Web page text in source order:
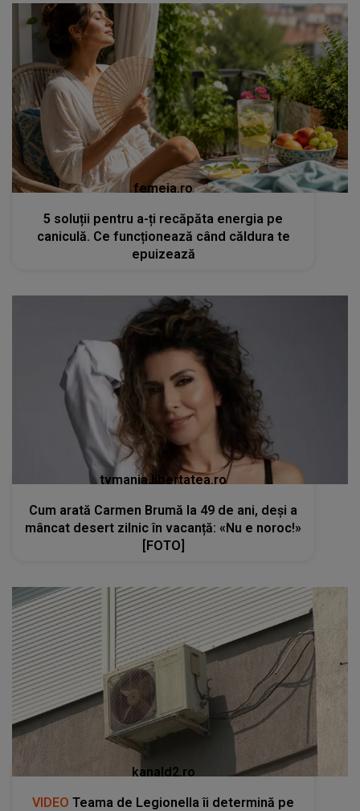
femeia.ro
5 soluții pentru a-ți recăpăta energia pe
caniculă. Ce funcționează când căldura te
epuizează
tvmania.libertatea.ro
Cum arată Carmen Brumă la 49 de ani, deși a
mâncat desert zilnic în vacanță: «Nu e noroc!»
[FOTO]
kanald2.ro
VIDEO Teama de Legionella îi determină pe